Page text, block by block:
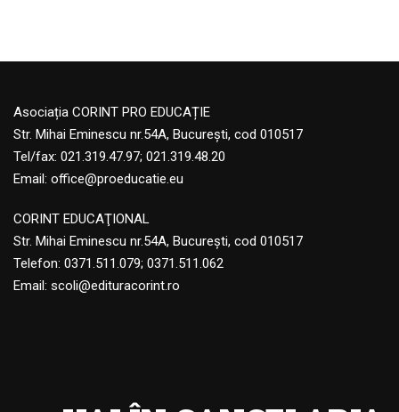
Asociația CORINT PRO EDUCAȚIE
Str. Mihai Eminescu nr.54A, București, cod 010517
Tel/fax: 021.319.47.97; 021.319.48.20
Email: office@proeducatie.eu
CORINT EDUCAŢIONAL
Str. Mihai Eminescu nr.54A, Bucureşti, cod 010517
Telefon: 0371.511.079; 0371.511.062
Email: scoli@edituracorint.ro